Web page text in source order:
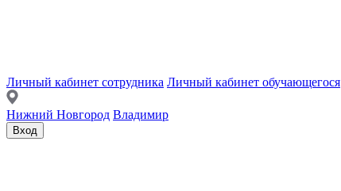
Личный кабинет сотрудника Личный кабинет обучающегося
Нижний Новгород Владимир
Вход